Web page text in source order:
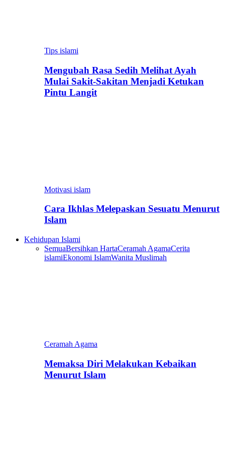
Tips islami
Mengubah Rasa Sedih Melihat Ayah
Mulai Sakit-Sakitan Menjadi Ketukan
Pintu Langit
Motivasi islam
Cara Ikhlas Melepaskan Sesuatu Menurut
Islam
Kehidupan Islami
SemuaBersihkan HartaCeramah AgamaCerita
islamiEkonomi IslamWanita Muslimah
Ceramah Agama
Memaksa Diri Melakukan Kebaikan
Menurut Islam